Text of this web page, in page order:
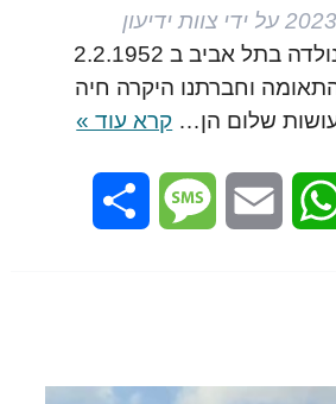
על ידי צוות ידיעון
שושי קסטנבוים נולדה בתל אביב ב 2.2.1952
וחברתנו היקרה חיה
שלום הן… קרא עוד »
WhatsApp
Email
Message